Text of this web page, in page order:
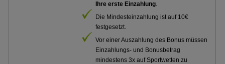
Ihre erste Einzahlung.
Die Mindesteinzahlung ist auf 10€
festgesetzt.
Vor einer Auszahlung des Bonus müssen
Einzahlungs- und Bonusbetrag
mindestens 3x auf Sportwetten zu